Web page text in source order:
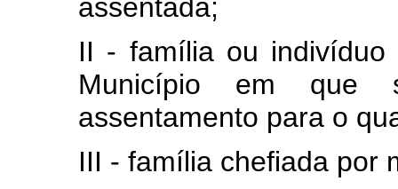
assentada;
II - família ou
Município em que
assentamento para o
III - família chefiada por